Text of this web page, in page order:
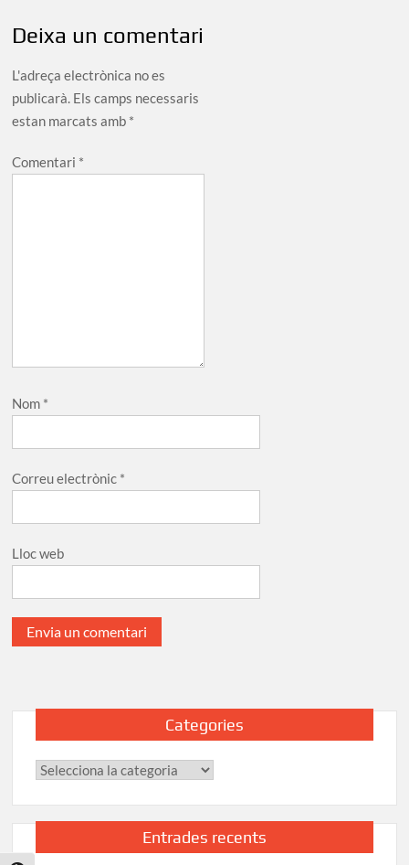
Deixa un comentari
L'adreça electrònica no es
publicarà. Els camps necessaris
estan marcats amb *
Comentari *
Nom *
Correu electrònic *
Lloc web
Categories
Categories
Entrades recents